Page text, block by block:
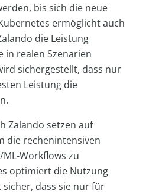
bis sich die neue
ermöglicht auch
die Leistung
in realen Szenarien
sichergestellt, dass nur
Leistung die
Zalando setzen auf
die rechenintensiven
Workflows zu
optimiert die Nutzung
dass sie nur für